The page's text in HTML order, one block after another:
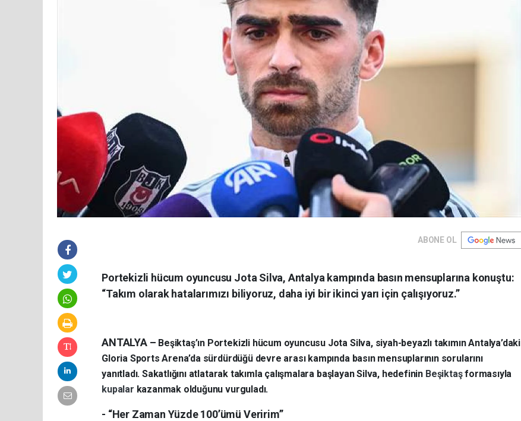
ABONE OL
Portekizli hücum oyuncusu Jota Silva, Antalya kampında basın mensuplarına konuştu:
“Takım olarak hatalarımızı biliyoruz, daha iyi bir ikinci yarı için çalışıyoruz.”
ANTALYA – Beşiktaş’ın Portekizli hücum oyuncusu Jota Silva, siyah-beyazlı takımın Antalya’daki
Gloria Sports Arena’da sürdürdüğü devre arası kampında basın mensuplarının sorularını
yanıtladı. Sakatlığını atlatarak takımla çalışmalara başlayan Silva, hedefinin Beşiktaşformasıyla
kupalar kazanmak olduğunu vurguladı.
- “Her Zaman Yüzde 100’ümü Veririm”